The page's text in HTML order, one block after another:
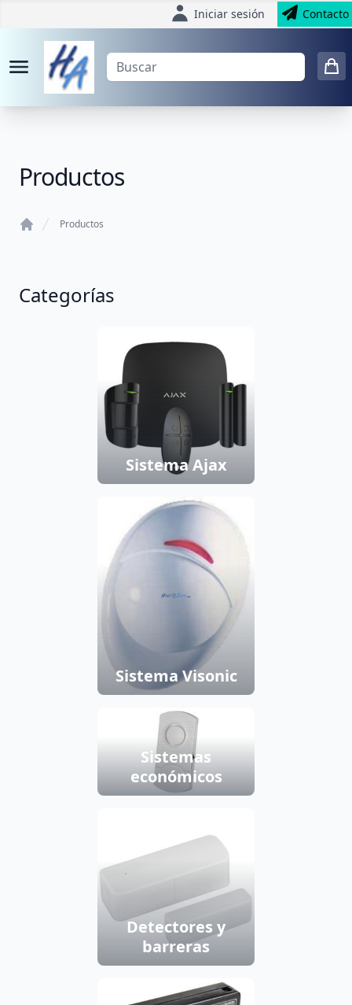
Iniciar sesión Contacto
Productos
Productos
Categorías
Sistema Ajax
Sistema Visonic
Sistemas
económicos
Detectores y
barreras